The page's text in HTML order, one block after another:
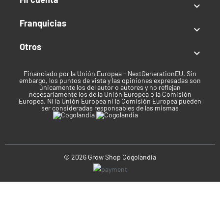
Producción:
de Octubre
Tipo de semilla
Temporada/Feminizada, CBD
Uso recomendado

Franquicias

Otros

Financiado por la Unión Europea - NextGenerationEU. Sin
embargo, los puntos de vista y las opiniones expresadas son
únicamente los del autor o autores y no reflejan
necesariamente los de la Unión Europea o la Comisión
Europea. Ni la Unión Europea ni la Comisión Europea pueden
ser consideradas responsables de las mismas
© 2026 Grow Shop Cogolandia